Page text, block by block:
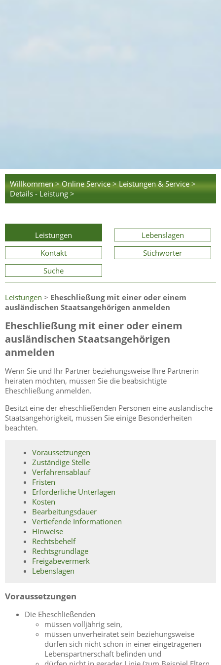
Willkommen > Online Service > Leistungen & Service >
Details - Leistung >
Leistungen
Lebenslagen
Kontakt
Stichwörter
Suche
Leistungen > Eheschließung mit einer oder einem
ausländischen Staatsangehörigen anmelden
Eheschließung mit einer oder einem
ausländischen Staatsangehörigen
anmelden
Wenn Sie und Ihr Partner beziehungsweise Ihre Partnerin
heiraten möchten, müssen Sie die beabsichtigte
Eheschließung anmelden.
Besitzt eine der eheschließenden Personen eine ausländische
Staatsangehörigkeit, müssen Sie einige Besonderheiten
beachten.
Voraussetzungen
Zuständige Stelle
Verfahrensablauf
Fristen
Erforderliche Unterlagen
Kosten
Bearbeitungsdauer
Vertiefende Informationen
Hinweise
Rechtsbehelf
Rechtsgrundlage
Freigabevermerk
Lebenslagen
Voraussetzungen
Die Eheschließenden
müssen volljährig sein,
müssen unverheiratet sein beziehungsweise
dürfen sich nicht schon in einer eingetragenen
Lebenspartnerschaft befinden und